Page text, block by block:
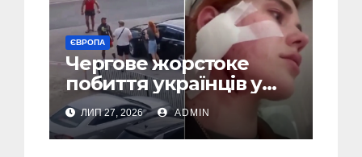
ЄВРОПА
Чергове жорстоке
побиття українців у
Польші: перші
затримання (Відео,
Фото)
ЛИП 27, 2026 ADMIN